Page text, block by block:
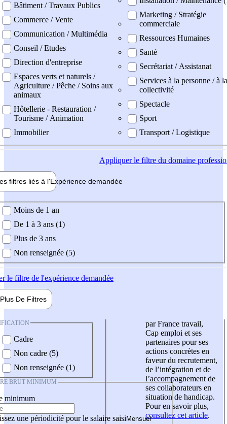
Bâtiment / Travaux Publics
Commerce / Vente
Communication / Multimédia
Conseil / Etudes
Direction d'entreprise
Espaces verts et naturels /
Agriculture / Pêche / Soins aux
animaux
Hôtellerie - Restauration /
Tourisme / Animation
Immobilier
Marketing / Stratégie
commerciale
Ressources Humaines
Santé
Secrétariat / Assistanat
Services à la personne / à la
collectivité
Spectacle
Sport
Transport / Logistique
Appliquerle filtre du domaine
filtres liés à l'Expérience demandée
demandée
Moins de 1 an
De 1 à 3 ans (1)
Plus de 3 ans
Non renseignée (5)
le filtre de l'expérience demandée
Plus De Filtres
Cadre
Non cadre (5)
Non renseignée (1)
BRUT MINIMUM
minimum
une périodicité pour le salaire saisi
par France travail,
Cap emploi et ses
partenaires pour ses
actions concrètes en
faveur du recrutement,
de l’intégration et de
l’accompagnement de
ses collaborateurs en
situation de handicap.
Pour en savoir plus,
consultez cet article.